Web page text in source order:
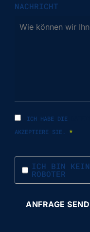
NACHRICHT
ICH HABE DIE
AKZEPTIERE SIE. *
ICH BIN KEIN
ROBOTER